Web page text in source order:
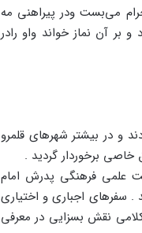
می‌بست ودر پیراهنی مه
بر آن نماز خواند واو رادر
و در بیشتر شهرهای قلمرو
خاصی برخوردار گردید .
علمی فرهنگی پدرش امام
. سفرهای اجباری و اختیاری
نقش بسزایی در معرفی